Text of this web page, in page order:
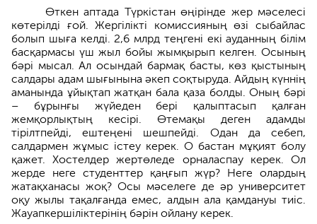
Өткен аптада Түркістан өңірінде жер мәселесі
көтерілді ғой. Жергілікті комиссияның өзі сыбайлас
болып шыға келді. 2,6 млрд теңгені екі ауданның білім
басқармасы үш жыл бойы жымқырып келген. Осының
бәрі мысал. Ал осындай бармақ басты, көз қыстының
салдары адам шығынына әкеп соқтыруда. Айдың күннің
аманында ұйықтап жатқан бала қаза болды. Оның бәрі
– бұрынғы жүйеден бері қалыптасып қалған
жемқорлықтың кесірі. Өтемақы деген адамды
тірілтпейді, ештеңені шешпейді. Одан да себеп,
салдармен жұмыс істеу керек. О бастан мұқият болу
қажет. Хостелдер жертөледе орналаспау керек. Ол
жерде неге студенттер қаңғып жүр? Неге олардың
жатақханасы жоқ? Осы мәселеге де әр университет
оқу жылы тақалғанда емес, алдын ала қамдануы тиіс.
Жауапкершіліктерінің бәрін ойлану керек.